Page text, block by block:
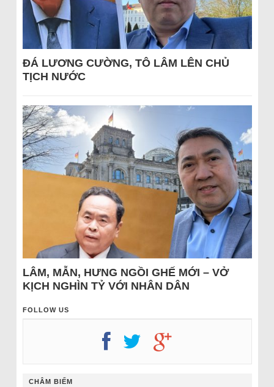
ĐÁ LƯƠNG CƯỜNG, TÔ LÂM LÊN CHỦ
TỊCH NƯỚC
LÂM, MẪN, HƯNG NGỒI GHẾ MỚI – VỞ
KỊCH NGHÌN TỶ VỚI NHÂN DÂN
FOLLOW US
CHÂM BIẾM